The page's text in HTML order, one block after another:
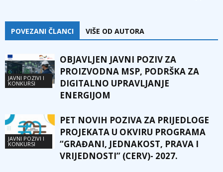
POVEZANI ČLANCI VIŠE OD AUTORA
JAVNI POZIVI I
KONKURSI
OBJAVLJEN JAVNI POZIV ZA
PROIZVODNA MSP, PODRŠKA ZA
DIGITALNO UPRAVLJANJE
ENERGIJOM
JAVNI POZIVI I
KONKURSI
PET NOVIH POZIVA ZA PRIJEDLOGE
PROJEKATA U OKVIRU PROGRAMA
“GRAĐANI, JEDNAKOST, PRAVA I
VRIJEDNOSTI” (CERV)- 2027.